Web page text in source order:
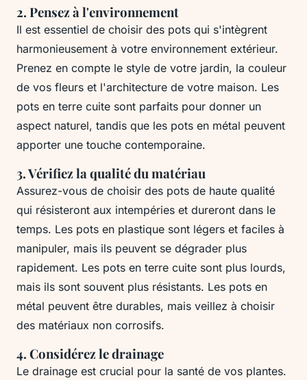
2. Pensez à l'environnement
Il est essentiel de choisir des pots qui s'intègrent
harmonieusement à votre environnement extérieur.
Prenez en compte le style de votre jardin, la couleur
de vos fleurs et l'architecture de votre maison. Les
pots en terre cuite sont parfaits pour donner un
aspect naturel, tandis que les pots en métal peuvent
apporter une touche contemporaine.
3. Vérifiez la qualité du matériau
Assurez-vous de choisir des pots de haute qualité
qui résisteront aux intempéries et dureront dans le
temps. Les pots en plastique sont légers et faciles à
manipuler, mais ils peuvent se dégrader plus
rapidement. Les pots en terre cuite sont plus lourds,
mais ils sont souvent plus résistants. Les pots en
métal peuvent être durables, mais veillez à choisir
des matériaux non corrosifs.
4. Considérez le drainage
Le drainage est crucial pour la santé de vos plantes.